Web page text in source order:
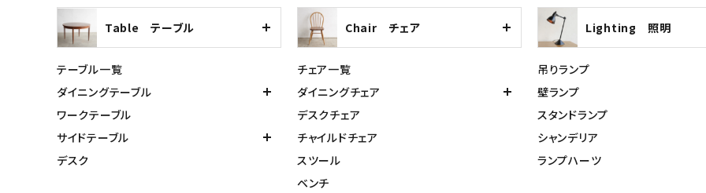
Table テーブル
テーブル一覧
ダイニングテーブル
ワークテーブル
サイドテーブル
デスク
Chair チェア
チェア一覧
ダイニングチェア
デスクチェア
チャイルドチェア
スツール
ベンチ
Lighting 照明
吊りランプ
壁ランプ
スタンドランプ
シャンデリア
ランプハーツ